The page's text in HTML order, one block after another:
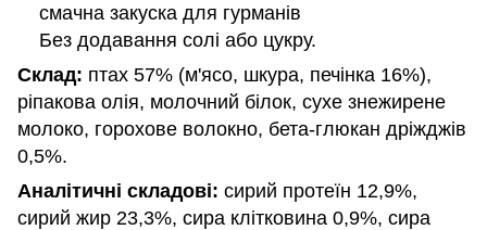
смачна закуска для гурманів
Без додавання солі або цукру.
Склад: птах 57% (м'ясо, шкура, печінка 16%),
ріпакова олія, молочний білок, сухе знежирене
молоко, горохове волокно, бета-глюкан дріжджів
0,5%.
Аналітичні складові: сирий протеїн 12,9%,
сирий жир 23,3%, сира клітковина 0,9%, сира